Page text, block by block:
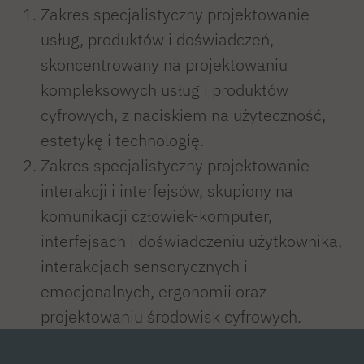
Zakres specjalistyczny projektowanie
usług, produktów i doświadczeń,
skoncentrowany na projektowaniu
kompleksowych usług i produktów
cyfrowych, z naciskiem na użyteczność,
estetykę i technologię.
Zakres specjalistyczny projektowanie
interakcji i interfejsów, skupiony na
komunikacji człowiek-komputer,
interfejsach i doświadczeniu użytkownika,
interakcjach sensorycznych i
emocjonalnych, ergonomii oraz
projektowaniu środowisk cyfrowych.